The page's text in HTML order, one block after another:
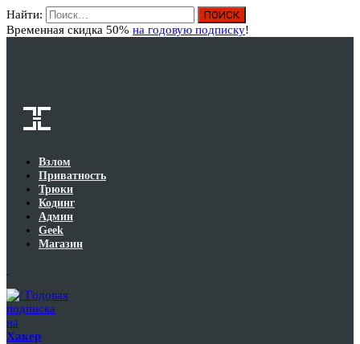
Найти:
Временная скидка 50% на годовую подписку!
Взлом
Приватность
Трюки
Кодинг
Админ
Geek
Магазин
Годовая
подписка
на
Хакер